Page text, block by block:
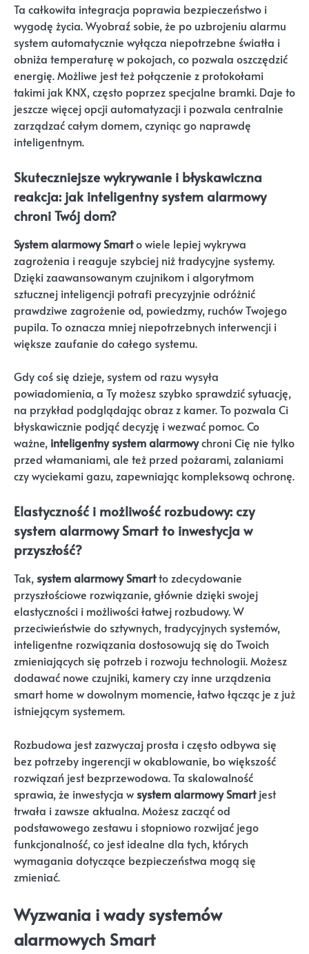
Ta całkowita integracja poprawia bezpieczeństwo i
wygodę życia. Wyobraź sobie, że po uzbrojeniu alarmu
system automatycznie wyłącza niepotrzebne światła i
obniża temperaturę w pokojach, co pozwala oszczędzić
energię. Możliwe jest też połączenie z protokołami
takimi jak KNX, często poprzez specjalne bramki. Daje to
jeszcze więcej opcji automatyzacji i pozwala centralnie
zarządzać całym domem, czyniąc go naprawdę
inteligentnym.
Skuteczniejsze wykrywanie i błyskawiczna
reakcja: jak inteligentny system alarmowy
chroni Twój dom?
System alarmowy Smarto wiele lepiej wykrywa
zagrożenia i reaguje szybciej niż tradycyjne systemy.
Dzięki zaawansowanym czujnikom i algorytmom
sztucznej inteligencji potrafi precyzyjnie odróżnić
prawdziwe zagrożenie od, powiedzmy, ruchów Twojego
pupila. To oznacza mniej niepotrzebnych interwencji i
większe zaufanie do całego systemu.
Gdy coś się dzieje, system od razu wysyła
powiadomienia, a Ty możesz szybko sprawdzić sytuację,
na przykład podglądając obraz z kamer. To pozwala Ci
błyskawicznie podjąć decyzję i wezwać pomoc. Co
ważne, inteligentny system alarmowychroni Cię nie tylko
przed włamaniami, ale też przed pożarami, zalaniami
czy wyciekami gazu, zapewniając kompleksową ochronę.
Elastyczność i możliwość rozbudowy: czy
system alarmowy Smart to inwestycja w
przyszłość?
Tak, system alarmowy Smartto zdecydowanie
przyszłościowe rozwiązanie, głównie dzięki swojej
elastyczności i możliwości łatwej rozbudowy. W
przeciwieństwie do sztywnych, tradycyjnych systemów,
inteligentne rozwiązania dostosowują się do Twoich
zmieniających się potrzeb i rozwoju technologii. Możesz
dodawać nowe czujniki, kamery czy inne urządzenia
smart home w dowolnym momencie, łatwo łącząc je z już
istniejącym systemem.
Rozbudowa jest zazwyczaj prosta i często odbywa się
bez potrzeby ingerencji w okablowanie, bo większość
rozwiązań jest bezprzewodowa. Ta skalowalność
sprawia, że inwestycja w system alarmowy Smartjest
trwała i zawsze aktualna. Możesz zacząć od
podstawowego zestawu i stopniowo rozwijać jego
funkcjonalność, co jest idealne dla tych, których
wymagania dotyczące bezpieczeństwa mogą się
zmieniać.
Wyzwania i wady systemów
alarmowych Smart